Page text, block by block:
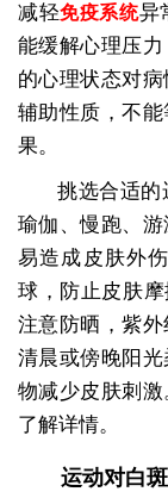
减轻免疫系统异
能缓解心理压
的心理状态对
辅助性质，不
果。
挑选合适的
瑜伽、慢跑、
易造成皮肤外
球，防止皮肤
注意防晒，紫
清晨或傍晚阳
物减少皮肤刺
了解详情。
运动对白